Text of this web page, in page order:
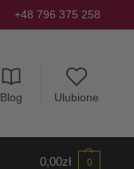
+48 796 375 258
Blog Ulubione
0,00zł 0